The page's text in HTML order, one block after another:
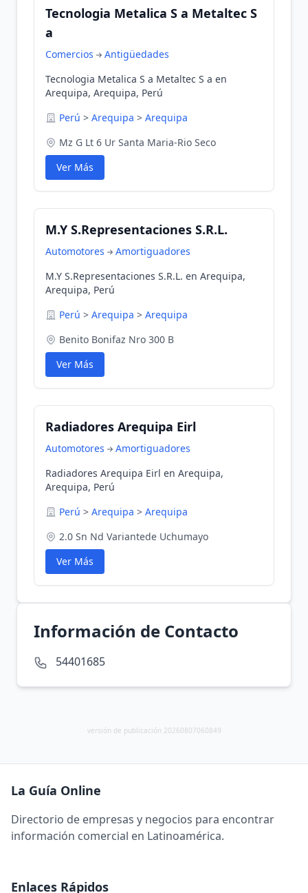
Tecnologia Metalica S a Metaltec S
a
Comercios
Antigüedades
Tecnologia Metalica S a Metaltec S a en
Arequipa, Arequipa, Perú
Perú > Arequipa > Arequipa
Mz G Lt 6 Ur Santa Maria-Rio Seco
Ver Más
M.Y S.Representaciones S.R.L.
Automotores
Amortiguadores
M.Y S.Representaciones S.R.L. en Arequipa,
Arequipa, Perú
Perú > Arequipa > Arequipa
Benito Bonifaz Nro 300 B
Ver Más
Radiadores Arequipa Eirl
Automotores
Amortiguadores
Radiadores Arequipa Eirl en Arequipa,
Arequipa, Perú
Perú > Arequipa > Arequipa
2.0 Sn Nd Variantede Uchumayo
Ver Más
Información de Contacto
54401685
versión de publicación 20260807060849
La Guía Online
Directorio de empresas y negocios para encontrar
información comercial en Latinoamérica.
Enlaces Rápidos